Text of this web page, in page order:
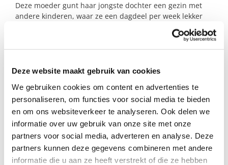
Deze website maakt gebruik van cookies
We gebruiken cookies om content en advertenties te
personaliseren, om functies voor social media te bieden
en om ons websiteverkeer te analyseren. Ook delen we
informatie over uw gebruik van onze site met onze
partners voor social media, adverteren en analyse. Deze
partners kunnen deze gegevens combineren met andere
informatie die u aan ze heeft verstrekt of die ze hebben
Deze moeder gunt haar jongste dochter een gezin met
andere kinderen, waar ze een dagdeel per week lekker
kan spelen. Daarnaast geeft zij aan ook zelf behoefte te
hebben aan meer sociale contacten. Het lukt haar niet
om er zelf met de twee meisjes op uit te gaan, maar dit
gaan en contact met de moeder op wil bouwen? In
combinatie met een plek waar het jongste meisje
geregeld mag komen spelen.
Profiel steungezin